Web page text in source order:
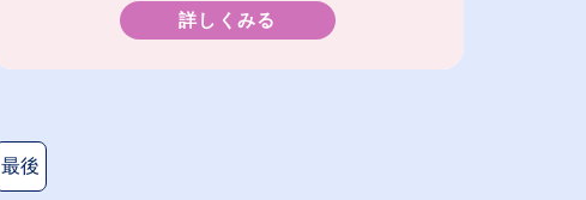
詳しくみる
最後